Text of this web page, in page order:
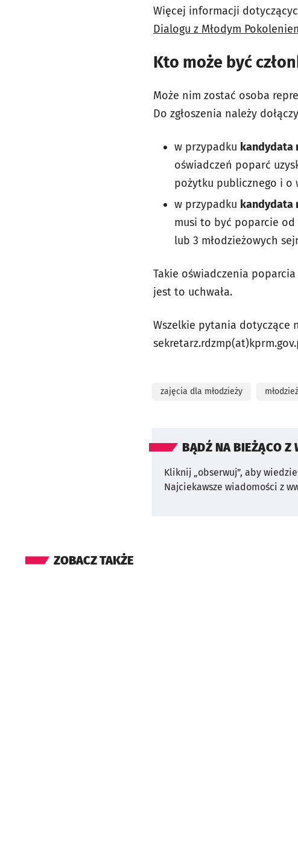
Więcej informacji
Dialogu z Młodym
Kto może być
Może nim zostać osoba
Do zgłoszenia należy
w przypadku kandydata
oświadczeń poparć
pożytku publicznego i o
w przypadku kandydata
musi to być poparcie od
lub 3 młodzieżowych
Takie oświadczenia
jest to uchwała.
Wszelkie pytania dotyczące
zajęcia dla młodzieży młodzież
BĄDŹ NA BIEŻĄCO Z
Kliknij „obserwuj”, aby
Najciekawsze wiadomości z
ZOBACZ TAKŻE